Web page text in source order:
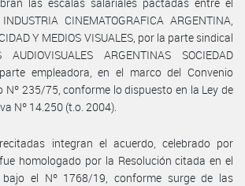
CINEMATOGRAFICA ARGENTINA,
Y MEDIOS VISUALES, por la parte sindical
ARGENTINAS SOCIEDAD
empleadora, en el marco del Convenio
Nº 235/75, conforme lo dispuesto en la Ley de
Nº 14.250 (t.o. 2004).
integran el acuerdo, celebrado por
homologado por la Resolución citada en el
el Nº 1768/19, conforme surge de las